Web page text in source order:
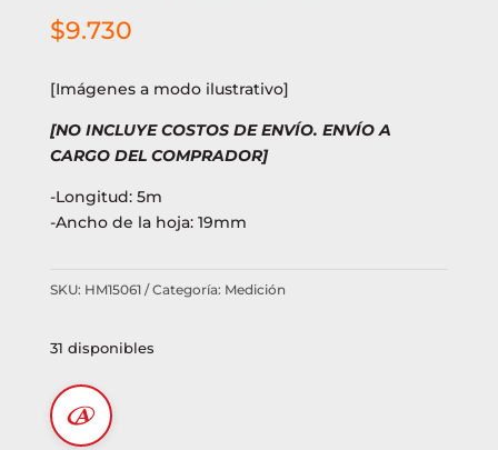
$9.730
[Imágenes a modo ilustrativo]
[NO INCLUYE COSTOS DE ENVÍO. ENVÍO A
CARGO DEL COMPRADOR]
-Longitud: 5m
-Ancho de la hoja: 19mm
SKU: HM15061 Categoría: Medición
31 disponibles